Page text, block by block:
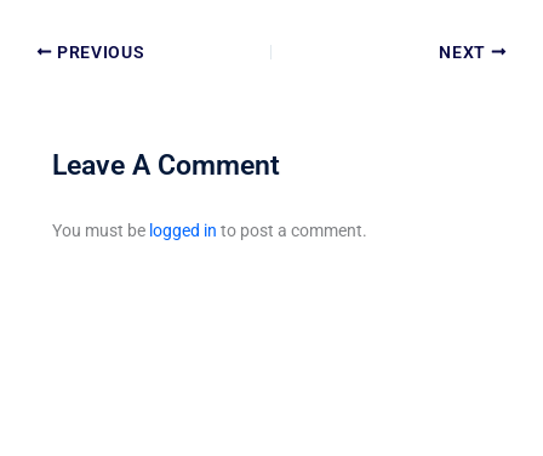
PREVIOUS NEXT
Leave A Comment
You must be logged in to post a comment.